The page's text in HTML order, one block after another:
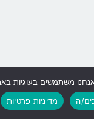
משתמשים בעוגיות
ה
מדיניות פרטיות